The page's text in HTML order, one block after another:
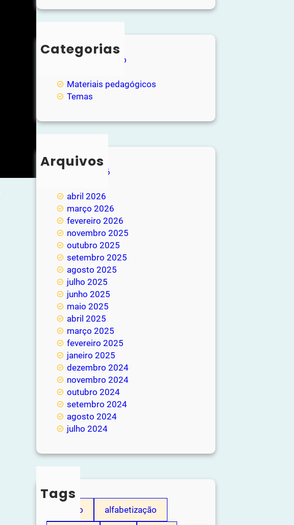
Categorias
Entretenimento
Materiais pedagógicos
Temas
Arquivos
junho 2026
abril 2026
março 2026
fevereiro 2026
novembro 2025
outubro 2025
setembro 2025
agosto 2025
julho 2025
junho 2025
maio 2025
abril 2025
março 2025
fevereiro 2025
janeiro 2025
dezembro 2024
novembro 2024
outubro 2024
setembro 2024
agosto 2024
julho 2024
Tags
adição alfabetização